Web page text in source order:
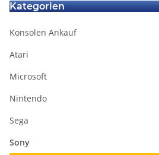
Kategorien
Konsolen Ankauf
Atari
Microsoft
Nintendo
Sega
Sony